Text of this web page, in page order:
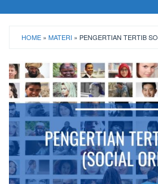
HOME » MATERI » PENGERTIAN TERTIB